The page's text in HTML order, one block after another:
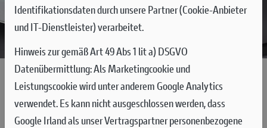
WO KANN ICH DUCATI
BETRIEBSANLEITUNGEN FINDEN?
Identifikationsdaten durch unsere Partner (Cookie-Anbieter
und IT-Dienstleister) verarbeitet.
Hinweis zur gemäß Art 49 Abs 1 lit a) DSGVO
Datenübermittlung:Als Marketingcookie und
Leistungscookie wird unter anderem Google Analytics
verwendet. Es kann nicht ausgeschlossen werden, dass
Google Irland als unser Vertragspartner personenbezogene